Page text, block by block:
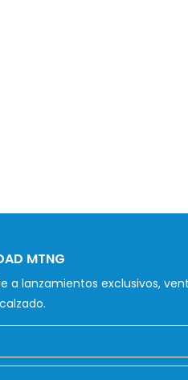
MTNG
a lanzamientos exclusivos,